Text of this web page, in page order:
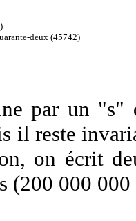
deux (45742)
par un "s"
il reste
on écrit
(200 000